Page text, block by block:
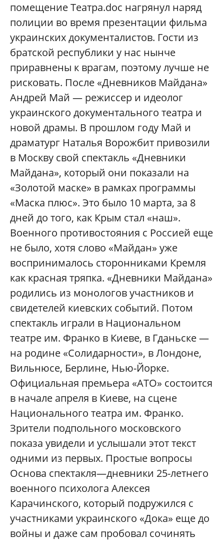
помещение Театра.dос нагрянул наряд
полиции во время презентации фильма
украинских документалистов. Гости из
братской республики у нас нынче
приравнены к врагам, поэтому лучше не
рисковать. После «Дневников Майдана»
Андрей Май — режиссер и идеолог
украинского документального театра и
новой драмы. В прошлом году Май и
драматург Наталья Ворожбит привозили
в Москву свой спектакль «Дневники
Майдана», который они показали на
«Золотой маске» в рамках программы
«Маска плюс». Это было 10 марта, за 8
дней до того, как Крым стал «наш».
Военного противостояния с Россией еще
не было, хотя слово «Майдан» уже
воспринималось сторонниками Кремля
как красная тряпка. «Дневники Майдана»
родились из монологов участников и
свидетелей киевских событий. Потом
спектакль играли в Национальном
театре им. Франко в Киеве, в Гданьске —
на родине «Солидарности», в Лондоне,
Вильнюсе, Берлине, Нью-Йорке.
Официальная премьера «АТО» состоится
в начале апреля в Киеве, на сцене
Национального театра им. Франко.
Зрители подпольного московского
показа увидели и услышали этот текст
одними из первых. Простые вопросы
Основа спектакля—дневники 25-летнего
военного психолога Алексея
Карачинского, который подружился с
участниками украинского «Дока» еще до
войны и даже сам пробовал сочинять